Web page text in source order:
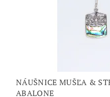
NÁUŠNICE MUŠĽA &
ABALONE